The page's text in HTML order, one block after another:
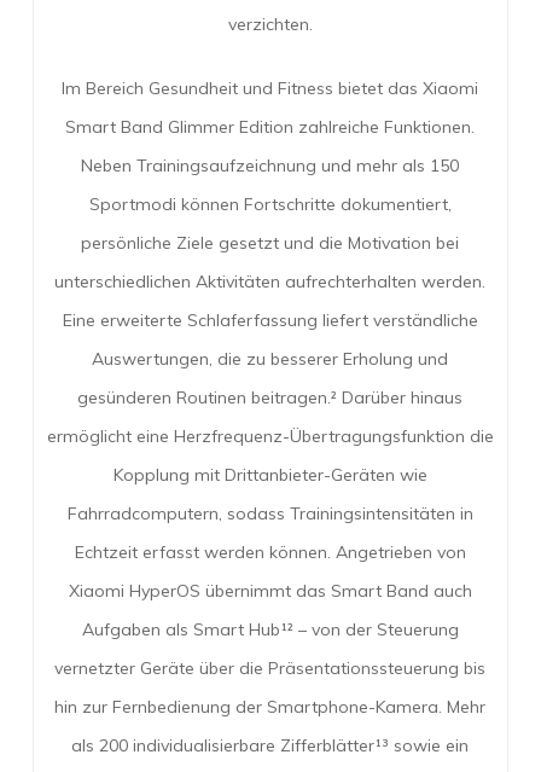
verzichten.
Im Bereich Gesundheit und Fitness bietet das Xiaomi
Smart Band Glimmer Edition zahlreiche Funktionen.
Neben Trainingsaufzeichnung und mehr als 150
Sportmodi können Fortschritte dokumentiert,
persönliche Ziele gesetzt und die Motivation bei
unterschiedlichen Aktivitäten aufrechterhalten werden.
Eine erweiterte Schlaferfassung liefert verständliche
Auswertungen, die zu besserer Erholung und
gesünderen Routinen beitragen.² Darüber hinaus
ermöglicht eine Herzfrequenz-Übertragungsfunktion die
Kopplung mit Drittanbieter-Geräten wie
Fahrradcomputern, sodass Trainingsintensitäten in
Echtzeit erfasst werden können. Angetrieben von
Xiaomi HyperOS übernimmt das Smart Band auch
Aufgaben als Smart Hub¹² – von der Steuerung
vernetzter Geräte über die Präsentationssteuerung bis
hin zur Fernbedienung der Smartphone-Kamera. Mehr
als 200 individualisierbare Zifferblätter¹³ sowie ein